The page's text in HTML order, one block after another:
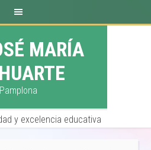
MARÍA
Pamplona
y excelencia educativa